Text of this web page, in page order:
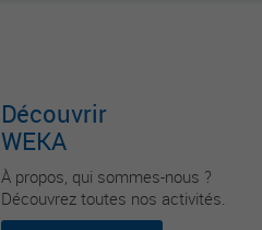
Laurent S.
Agent de sécurité
Découvrir
WEKA
À propos, qui sommes-nous ?
Découvrez toutes nos activités.